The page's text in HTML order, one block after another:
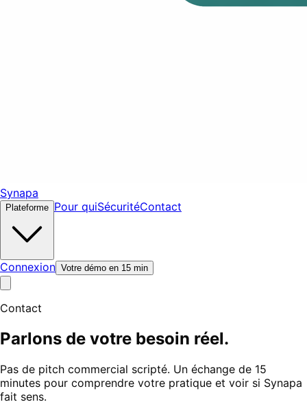
Synapa
Plateforme Pour quiSécuritéContact
Connexion Votre démo en 15 min
Contact
Parlons de votre besoin réel.
Pas de pitch commercial scripté. Un échange de 15
minutes pour comprendre votre pratique et voir si Synapa
fait sens.